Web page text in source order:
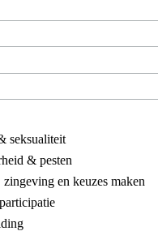
seksualiteit
& pesten
en keuzes maken